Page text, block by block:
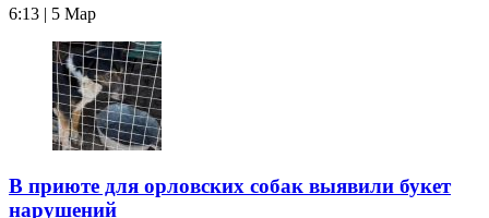
6:13 | 5 Мар
В приюте для орловских собак выявили букет
нарушений